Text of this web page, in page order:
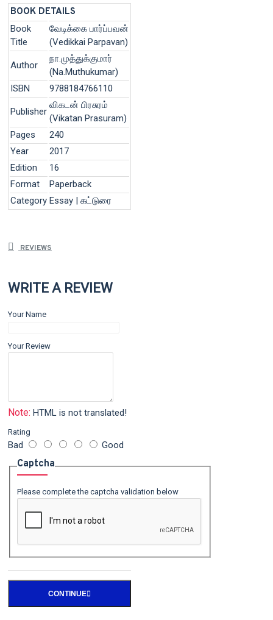
BOOK DETAILS
Book
Title
வேடிக்கை பார்ப்பவன்
(Vedikkai Parpavan)
Author
நா.முத்துக்குமார்
(Na.Muthukumar)
ISBN
9788184766110
Publisher
விகடன் பிரசுரம்
(Vikatan Prasuram)
Pages
240
Year
2017
Edition
16
Format
Paperback
Category Essay | கட்டுரை
REVIEWS
WRITE A REVIEW
Your Name
Your Review
Note: HTML is not translated!
Rating
Bad Good
Captcha
Please complete the captcha validation below
CONTINUE